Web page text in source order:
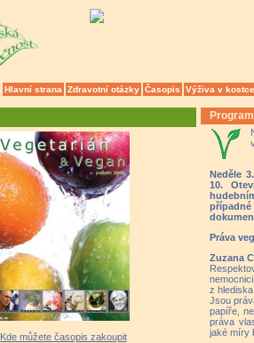
Hlavní strana Zdravotní otázky Časopis Výživa v kostce
Kde můžete časopis zakoupit
Neděle
10.
případné
Práva
Zuzana
z
Jsou
papíře,
práva
jaké míry